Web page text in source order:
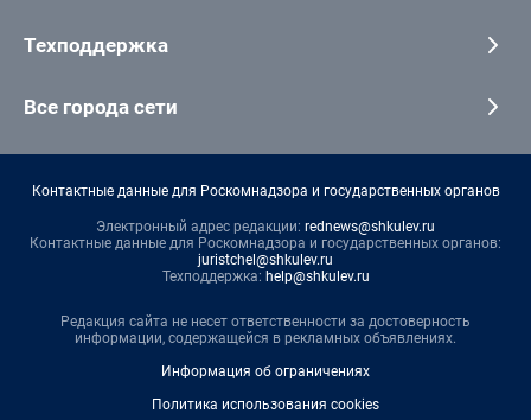
Техподдержка
Все города сети
Контактные данные для Роскомнадзора и государственных органов
Электронный адрес редакции: rednews@shkulev.ru
Контактные данные для Роскомнадзора и государственных органов:
juristchel@shkulev.ru
Техподдержка: help@shkulev.ru
Редакция сайта не несет ответственности за достоверность
информации, содержащейся в рекламных объявлениях.
Информация об ограничениях
Политика использования cookies